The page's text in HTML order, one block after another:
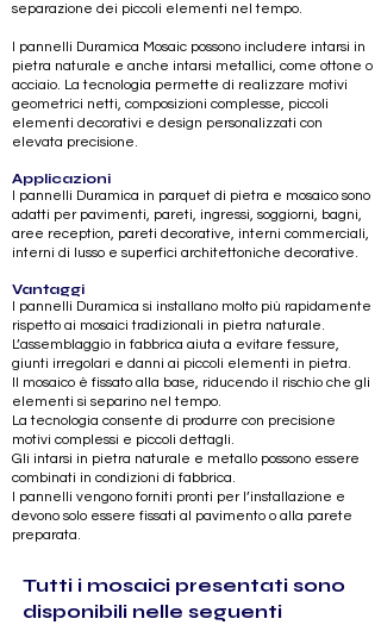
separazione dei piccoli elementi nel tempo.
I pannelli Duramica Mosaic possono includere intarsi in
pietra naturale e anche intarsi metallici, come ottone o
acciaio. La tecnologia permette di realizzare motivi
geometrici netti, composizioni complesse, piccoli
elementi decorativi e design personalizzati con
elevata precisione.
Applicazioni
I pannelli Duramica in parquet di pietra e mosaico sono
adatti per pavimenti, pareti, ingressi, soggiorni, bagni,
aree reception, pareti decorative, interni commerciali,
interni di lusso e superfici architettoniche decorative.
Vantaggi
I pannelli Duramica si installano molto più rapidamente
rispetto ai mosaici tradizionali in pietra naturale.
L’assemblaggio in fabbrica aiuta a evitare fessure,
giunti irregolari e danni ai piccoli elementi in pietra.
Il mosaico è fissato alla base, riducendo il rischio che gli
elementi si separino nel tempo.
La tecnologia consente di produrre con precisione
motivi complessi e piccoli dettagli.
Gli intarsi in pietra naturale e metallo possono essere
combinati in condizioni di fabbrica.
I pannelli vengono forniti pronti per l’installazione e
devono solo essere fissati al pavimento o alla parete
preparata.
Tutti i mosaici presentati sono
disponibili nelle seguenti